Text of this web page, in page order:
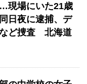
現場にいた21歳
日夜に逮捕、デ
ど捜査 北海道